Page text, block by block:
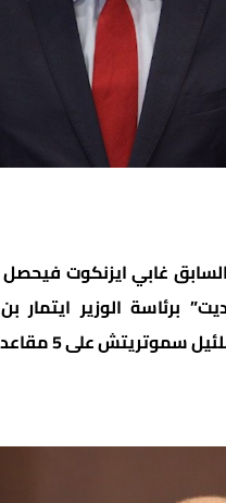
على 5 مقاعد.